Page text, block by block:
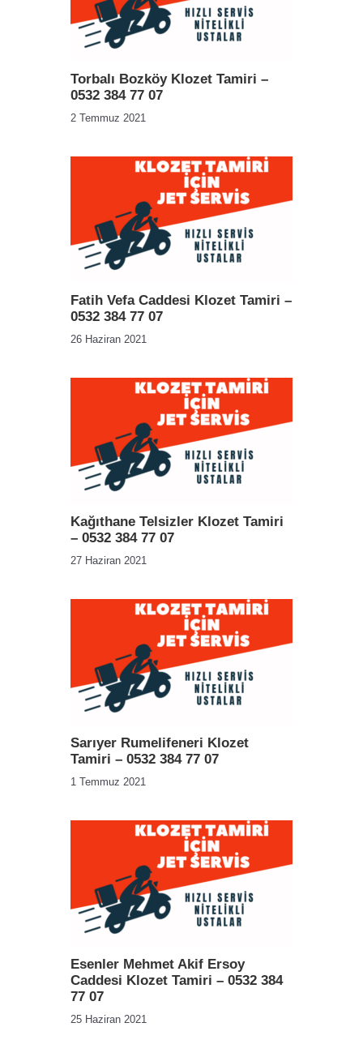
Torbalı Bozköy Klozet Tamiri –
0532 384 77 07
2 Temmuz 2021
Fatih Vefa Caddesi Klozet Tamiri –
0532 384 77 07
26 Haziran 2021
Kağıthane Telsizler Klozet Tamiri
– 0532 384 77 07
27 Haziran 2021
Sarıyer Rumelifeneri Klozet
Tamiri – 0532 384 77 07
1 Temmuz 2021
Esenler Mehmet Akif Ersoy
Caddesi Klozet Tamiri – 0532 384
77 07
25 Haziran 2021